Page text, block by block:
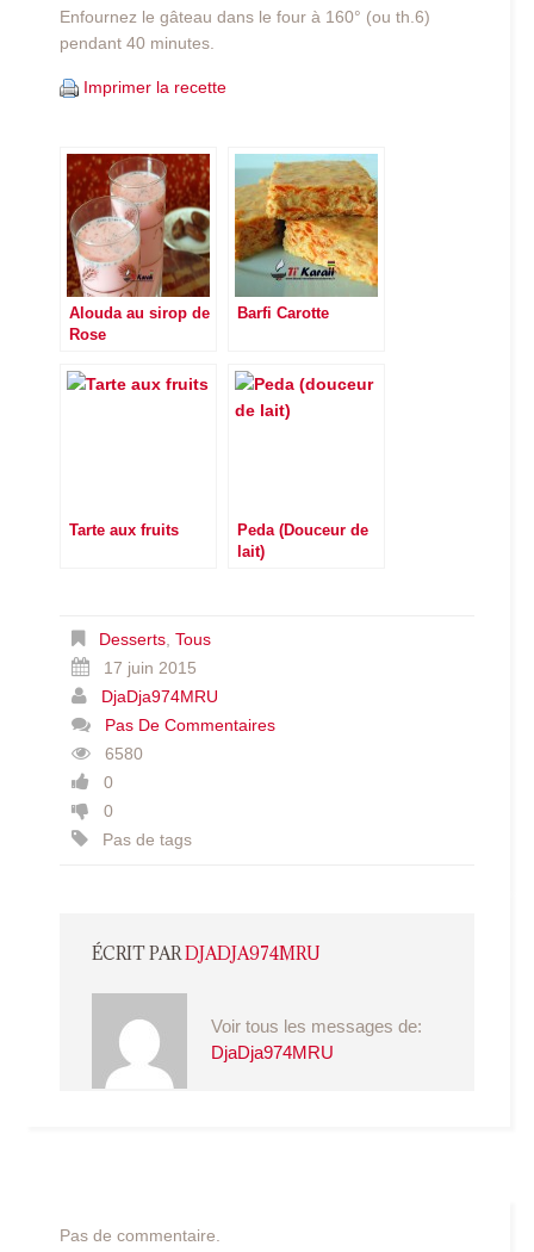
Enfournez le gâteau dans le four à 160° (ou th.6)
pendant 40 minutes.
Imprimer la recette
Alouda au sirop de
Rose
Barfi Carotte
Tarte aux fruits
Peda (Douceur de
lait)
Desserts Tous
17 juin 2015
DjaDja974MRU
Pas De Commentaires
6580
0
0
Pas de tags
ÉCRIT PARDJADJA974MRU
Voir tous les messages de:
DjaDja974MRU
Pas de commentaire.